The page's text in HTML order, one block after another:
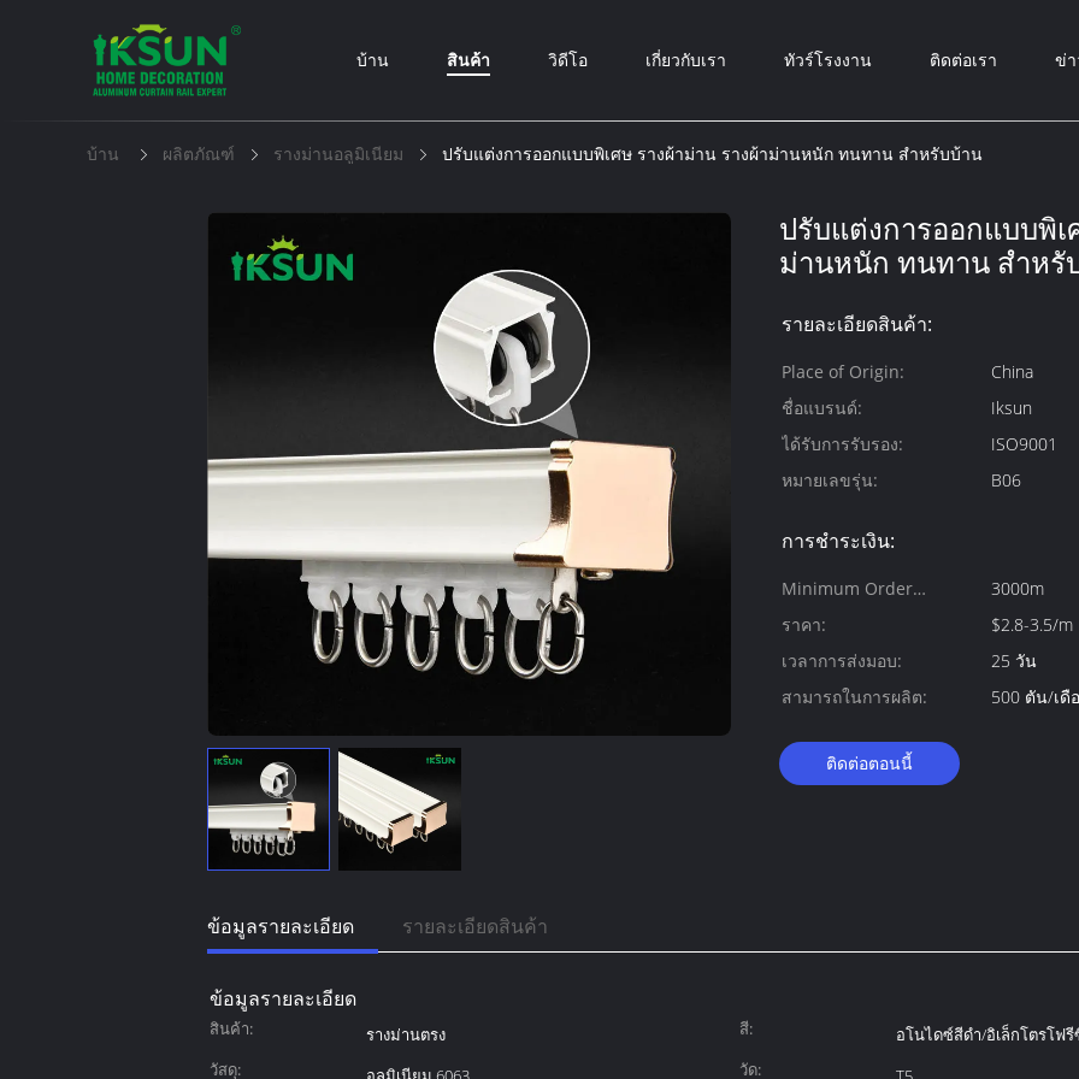
บ้าน สินค้า วิดีโอ เกี่ยวกับเรา ทัวร์โรงงาน ติดต่อเรา ข่า
บ้าน ผลิตภัณฑ์ รางม่านอลูมิเนียม ปรับแต่งการออกแบบพิเศษ รางผ้าม่าน รางผ้าม่านหนัก ทนทาน สําหรับบ้าน
ปรับแต่งการออกแบบพิเ
ม่านหนัก ทนทาน สําหรั
รายละเอียดสินค้า:
Place of Origin:
China
ชื่อแบรนด์:
Iksun
ได้รับการรับรอง:
ISO9001
หมายเลขรุ่น:
B06
การชำระเงิน:
Minimum Order
Quantity:
3000m
ราคา:
$2.8-3.5/m
เวลาการส่งมอบ:
25 วัน
สามารถในการผลิต:
500 ตัน/เดื
ติดต่อตอนนี้
ข้อมูลรายละเอียด รายละเอียดสินค้า
ข้อมูลรายละเอียด
สินค้า: รางม่านตรง สี:
อโนไดซ์สีดำ/อิเล็กโตรโฟ
วัสดุ:
วัด: